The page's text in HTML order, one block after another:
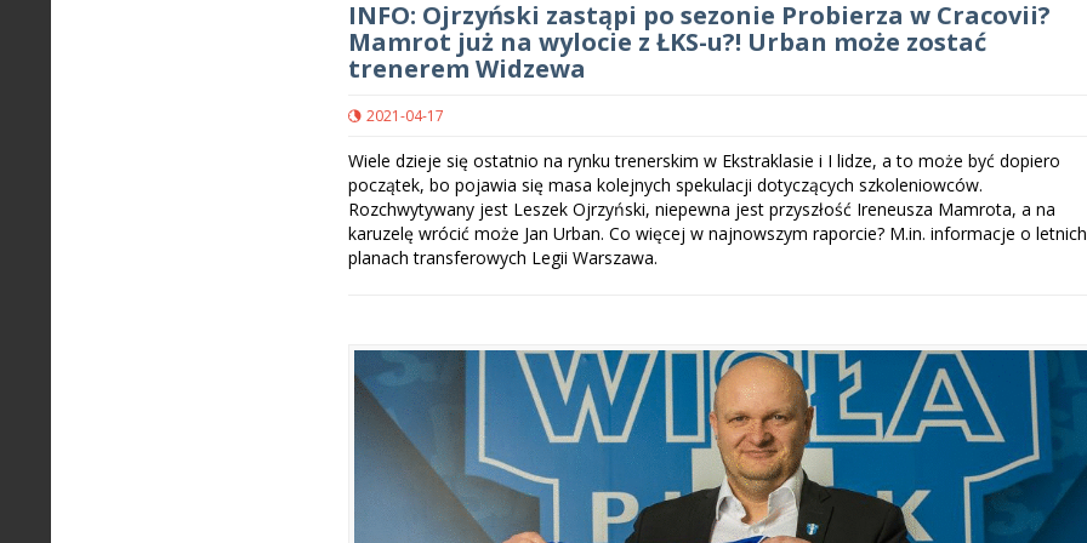
INFO: Ojrzyński zastąpi po sezonie Probierza w Cracovii?
Mamrot już na wylocie z ŁKS-u?! Urban może zostać
trenerem Widzewa
2021-04-17
Wiele dzieje się ostatnio na rynku trenerskim w Ekstraklasie i I lidze, a to może być dopiero
początek, bo pojawia się masa kolejnych spekulacji dotyczących szkoleniowców.
Rozchwytywany jest Leszek Ojrzyński, niepewna jest przyszłość Ireneusza Mamrota, a na
karuzelę wrócić może Jan Urban. Co więcej w najnowszym raporcie? M.in. informacje o letnich
planach transferowych Legii Warszawa.